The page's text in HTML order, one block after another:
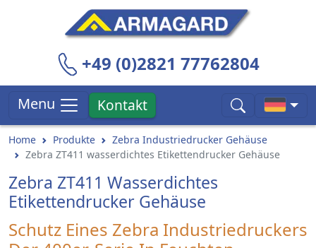
+49 (0)2821 77762804
Menu Kontakt
Home Produkte
Zebra Industriedrucker Gehäuse
Zebra ZT411 wasserdichtes Etikettendrucker Gehäuse
Zebra ZT411 Wasserdichtes
Etikettendrucker Gehäuse
Schutz Eines Zebra Industriedruckers